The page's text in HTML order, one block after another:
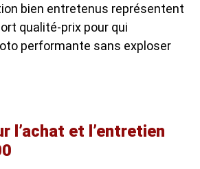
bien entretenus représentent
qualité-prix pour qui
performante sans exploser
l’achat et l’entretien